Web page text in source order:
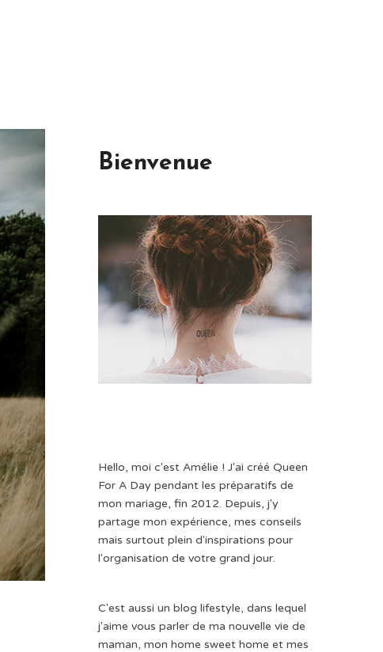
Bienvenue
Hello, moi c'est Amélie ! J'ai créé Queen
For A Day pendant les préparatifs de
mon mariage, fin 2012. Depuis, j'y
partage mon expérience, mes conseils
mais surtout plein d'inspirations pour
l'organisation de votre grand jour.
C'est aussi un blog lifestyle, dans lequel
j'aime vous parler de ma nouvelle vie de
maman, mon home sweet home et mes